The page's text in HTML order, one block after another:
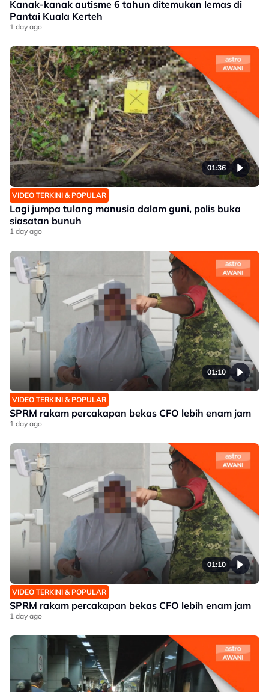
Kanak-kanak autisme 6 tahun ditemukan lemas di
Pantai Kuala Kerteh
1 day ago
01:36
VIDEO TERKINI & POPULAR
Lagi jumpa tulang manusia dalam guni, polis buka
siasatan bunuh
1 day ago
01:10
VIDEO TERKINI & POPULAR
SPRM rakam percakapan bekas CFO lebih enam jam
1 day ago
01:10
VIDEO TERKINI & POPULAR
SPRM rakam percakapan bekas CFO lebih enam jam
1 day ago